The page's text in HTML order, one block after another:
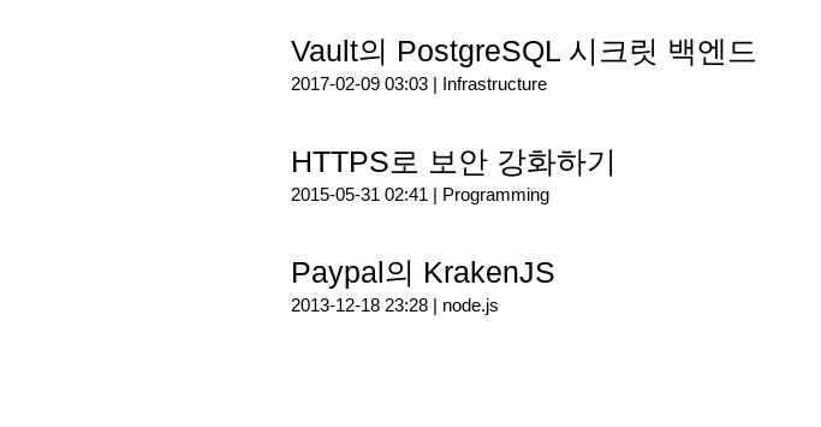
Vault의 PostgreSQL 시크릿 백엔드
2017-02-09 03:03 | Infrastructure
HTTPS로 보안 강화하기
2015-05-31 02:41 | Programming
Paypal의 KrakenJS
2013-12-18 23:28 | node.js